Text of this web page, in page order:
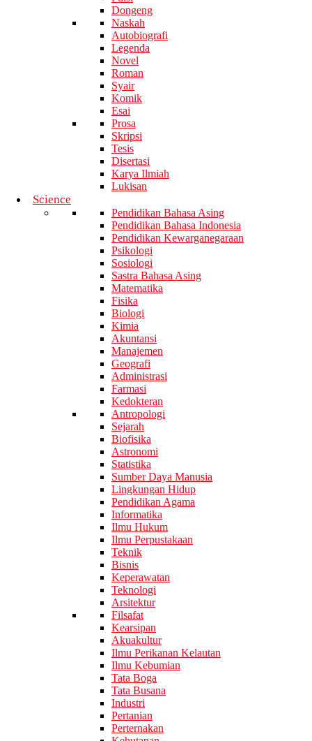
Dongeng
Naskah
Autobiografi
Legenda
Novel
Roman
Syair
Komik
Esai
Prosa
Skripsi
Tesis
Disertasi
Karya Ilmiah
Lukisan
Science
Pendidikan Bahasa Asing
Pendidikan Bahasa Indonesia
Pendidikan Kewarganegaraan
Psikologi
Sosiologi
Sastra Bahasa Asing
Matematika
Fisika
Biologi
Kimia
Akuntansi
Manajemen
Geografi
Administrasi
Farmasi
Kedokteran
Antropologi
Sejarah
Biofisika
Astronomi
Statistika
Sumber Daya Manusia
Lingkungan Hidup
Pendidikan Agama
Informatika
Ilmu Hukum
Ilmu Perpustakaan
Teknik
Bisnis
Keperawatan
Teknologi
Arsitektur
Filsafat
Kearsipan
Akuakultur
Ilmu Perikanan Kelautan
Ilmu Kebumian
Tata Boga
Tata Busana
Industri
Pertanian
Perternakan